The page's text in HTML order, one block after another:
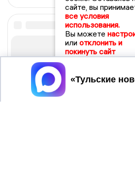
сайте, вы
все условия
использования.
Вы можете
или отклонить и
покинуть сайт
Принять